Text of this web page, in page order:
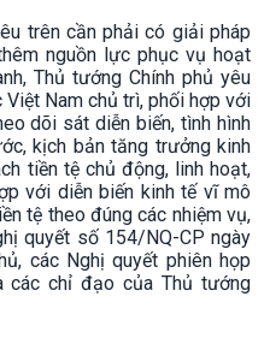
trên cần phải có giải pháp
nguồn lực phục vụ hoạt
Thủ tướng Chính phủ yêu
Việt Nam chủ trì, phối hợp với
dõi sát diễn biến, tình hình
kịch bản tăng trưởng kinh
tiền tệ chủ động, linh hoạt,
với diễn biến kinh tế vĩ mô
tệ theo đúng các nhiệm vụ,
quyết số 154/NQ-CP ngày
các Nghị quyết phiên họp
các chỉ đạo của Thủ tướng